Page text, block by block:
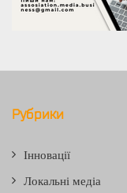
Рубрики
Інновації
Локальні медіа